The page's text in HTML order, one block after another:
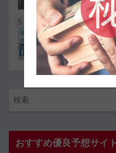
5
競艇選手同士の
現したレースも
おすすめ優良予想サイト